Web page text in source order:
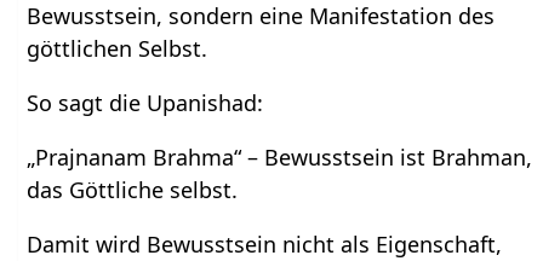
Bewusstsein, sondern eine Manifestation des
göttlichen Selbst.
So sagt die Upanishad:
„Prajnanam Brahma“ – Bewusstsein ist Brahman,
das Göttliche selbst.
Damit wird Bewusstsein nicht als Eigenschaft,